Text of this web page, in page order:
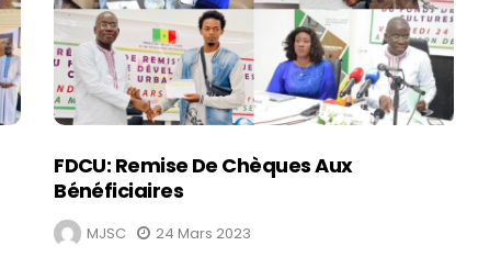
FDCU: Remise De Chèques Aux
Bénéficiaires
MJSC 24 Mars 2023